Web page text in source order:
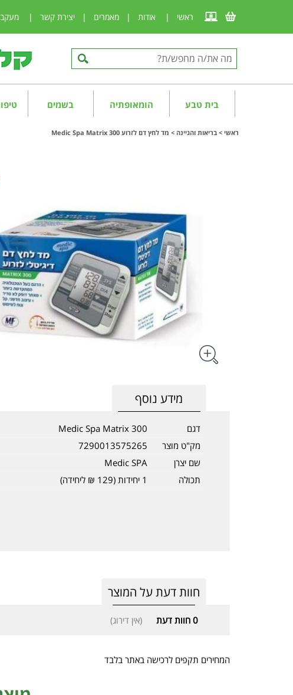
ראשי | אודות | מאמרים | יצירת קשר |
בית טבע הומאופתיה בשמים
ראשי > בריאות והגיינה > מד לחץ דם לזרוע Medic Spa Matrix 300
מידע נוסף
דגם
Medic Spa Matrix 300
מק"ט מוצר
7290013575265
שם יצרן
Medic SPA
תכולה
1 יחידות (129 ₪ ליחידה)
חוות דעת על המוצר
0 חוות דעת (אין דירוג)
המחירים תקפים לרכישה באתר בלבד